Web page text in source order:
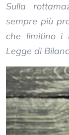
Sulla
sempre più
che limitino i
Legge di